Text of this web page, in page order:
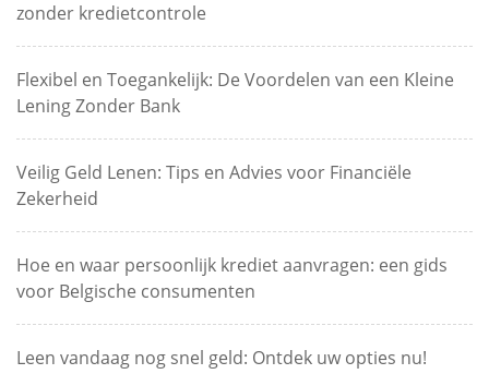
zonder kredietcontrole
Flexibel en Toegankelijk: De Voordelen van een Kleine
Lening Zonder Bank
Veilig Geld Lenen: Tips en Advies voor Financiële
Zekerheid
Hoe en waar persoonlijk krediet aanvragen: een gids
voor Belgische consumenten
Leen vandaag nog snel geld: Ontdek uw opties nu!